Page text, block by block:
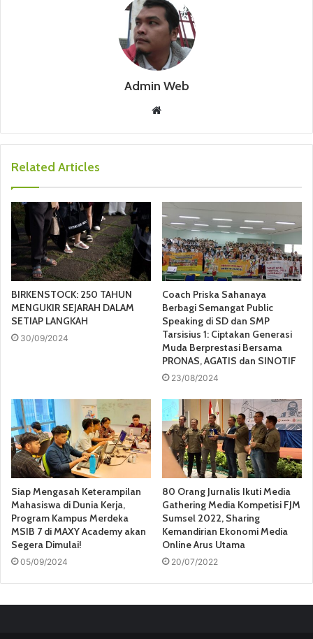
Admin Web
b
e
Related Articles
BIRKENSTOCK: 250 TAHUN
MENGUKIR SEJARAH DALAM
SETIAP LANGKAH
30/09/2024
Coach Priska Sahanaya
Berbagi Semangat Public
Speaking di SD dan SMP
Tarsisius 1: Ciptakan Generasi
Muda Berprestasi Bersama
PRONAS, AGATIS dan SINOTIF
23/08/2024
Siap Mengasah Keterampilan
Mahasiswa di Dunia Kerja,
Program Kampus Merdeka
MSIB 7 di MAXY Academy akan
Segera Dimulai!
05/09/2024
80 Orang Jurnalis Ikuti Media
Gathering Media Kompetisi FJM
Sumsel 2022, Sharing
Kemandirian Ekonomi Media
Online Arus Utama
20/07/2022